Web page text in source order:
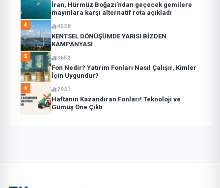
İran, Hürmüz Boğazı’ndan geçecek gemilere
mayınlara karşı alternatif rota açıkladı
4 4528
KENTSEL DÖNÜŞÜMDE YARISI BİZDEN
KAMPANYASI
5 3652
Fon Nedir? Yatırım Fonları Nasıl Çalışır, Kimler
İçin Uygundur?
6 2921
Haftanın Kazandıran Fonları! Teknoloji ve
Gümüş Öne Çıktı